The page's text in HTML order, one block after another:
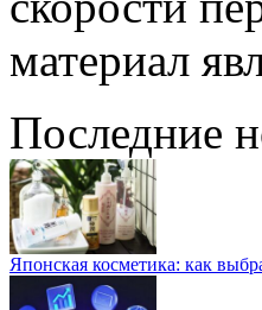
материал
Последние
Японская косметика: как